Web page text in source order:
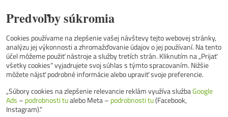
Predvoľby súkromia
Cookies používame na zlepšenie vašej návštevy tejto webovej stránky,
analýzu jej výkonnosti a zhromažďovanie údajov o jej používaní. Na tento
účel môžeme použiť nástroje a služby tretích strán. Kliknutím na „Prijať
všetky cookies“ vyjadrujete svoj súhlas s týmto spracovaním. Nižšie
môžete nájsť podrobné informácie alebo upraviť svoje preferencie.
„Súbory cookies na zlepšenie relevancie reklám využíva službaGoogle
Ads – podrobnosti tualebo Meta – podrobnosti tu(Facebook,
Instagram)."